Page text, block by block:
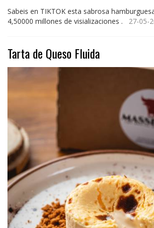
Sabeis en TIKTOK esta sabrosa
4,50000 millones de visializaciones . 27-05-
Tarta de Queso Fluida